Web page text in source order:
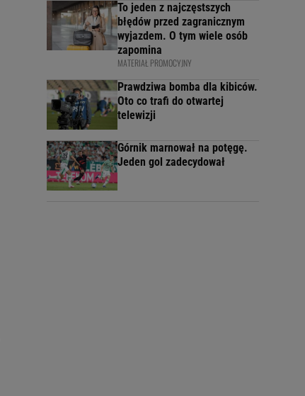
To jeden z najczęstszych
błędów przed zagranicznym
wyjazdem. O tym wiele osób
zapomina
MATERIAŁ PROMOCYJNY
Prawdziwa bomba dla kibiców.
Oto co trafi do otwartej
telewizji
Górnik marnował na potęgę.
Jeden gol zadecydował